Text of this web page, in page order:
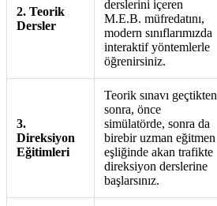
2. Teorik
Dersler
derslerini içeren
M.E.B. müfredatını,
modern sınıflarımızda
interaktif yöntemlerle
öğrenirsiniz.
3.
Direksiyon
Eğitimleri
Teorik sınavı geçtikten
sonra, önce
simülatörde, sonra da
birebir uzman eğitmen
eşliğinde akan trafikte
direksiyon derslerine
başlarsınız.